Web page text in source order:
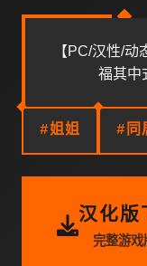
【PC/汉性/
福其中
#姐姐 #同
汉化版
完整游戏